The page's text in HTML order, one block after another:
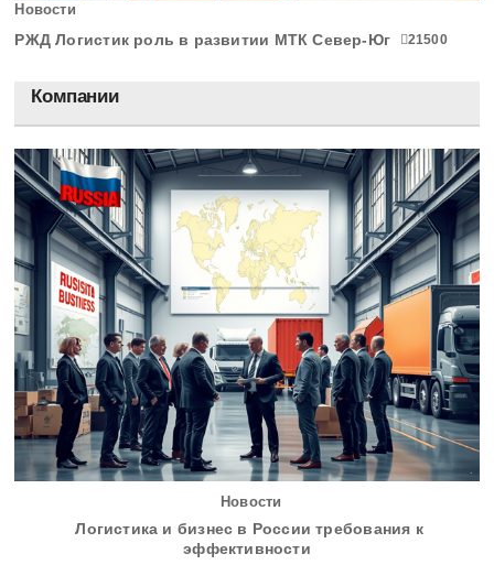
Новости
РЖД Логистик роль в развитии МТК Север-Юг 21500
Компании
Новости
Логистика и бизнес в России требования к
эффективности